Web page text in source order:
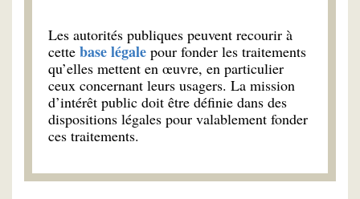
Les autorités publiques peuvent recourir à
cette base légale pour fonder les traitements
qu’elles mettent en œuvre, en particulier
ceux concernant leurs usagers. La mission
d’intérêt public doit être définie dans des
dispositions légales pour valablement fonder
ces traitements.